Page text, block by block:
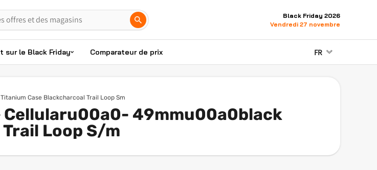
Black Friday 2026
Vendredi 27 novembre
sur le Black Friday Comparateur de prix FR
Case Blackcharcoal Trail Loop Sm
Cellularu00a0- 49mmu00a0black
Loop S/m